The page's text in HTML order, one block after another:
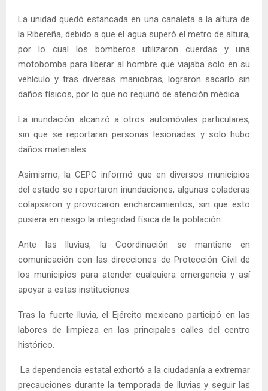
La unidad quedó estancada en una canaleta a la altura de
la Ribereña, debido a que el agua superó el metro de altura,
por lo cual los bomberos utilizaron cuerdas y una
motobomba para liberar al hombre que viajaba solo en su
vehículo y tras diversas maniobras, lograron sacarlo sin
daños físicos, por lo que no requirió de atención médica.
La inundación alcanzó a otros automóviles particulares,
sin que se reportaran personas lesionadas y solo hubo
daños materiales.
Asimismo, la CEPC informó que en diversos municipios
del estado se reportaron inundaciones, algunas coladeras
colapsaron y provocaron encharcamientos, sin que esto
pusiera en riesgo la integridad física de la población.
Ante las lluvias, la Coordinación se mantiene en
comunicación con las direcciones de Protección Civil de
los municipios para atender cualquiera emergencia y así
apoyar a estas instituciones.
Tras la fuerte lluvia, el Ejército mexicano participó en las
labores de limpieza en las principales calles del centro
histórico.
La dependencia estatal exhortó a la ciudadanía a extremar
precauciones durante la temporada de lluvias y seguir las